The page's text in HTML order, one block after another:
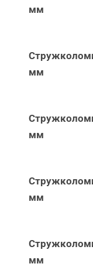
мм
мм
мм
мм
мм